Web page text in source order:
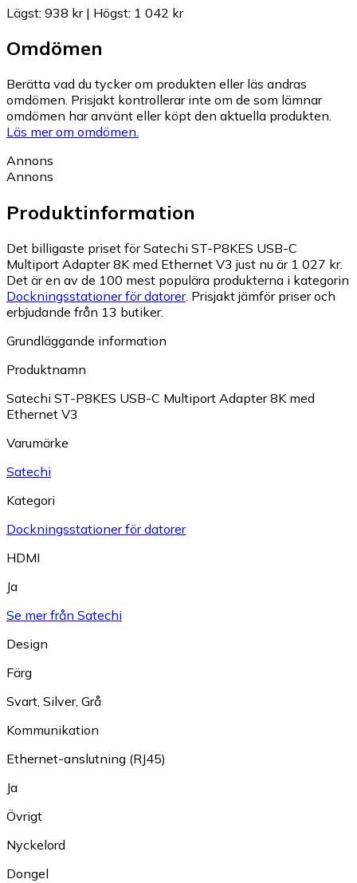
Lägst: 938 kr| Högst: 1 042 kr
Omdömen
Berätta vad du tycker om produkten eller läs andras
omdömen. Prisjakt kontrollerar inte om de som lämnar
omdömen har använt eller köpt den aktuella produkten.
Läs mer om omdömen.
Annons
Annons
Produktinformation
Det billigaste priset för Satechi ST-P8KES USB-C
Multiport Adapter 8K med Ethernet V3 just nu är 1 027 kr.
Det är en av de 100 mest populära produkterna i kategorin
Dockningsstationer för datorer. Prisjakt jämför priser och
erbjudande från 13 butiker.
Grundläggande information
Produktnamn
Satechi ST-P8KES USB-C Multiport Adapter 8K med
Ethernet V3
Varumärke
Satechi
Kategori
Dockningsstationer för datorer
HDMI
Ja
Se mer från Satechi
Design
Färg
Svart, Silver, Grå
Kommunikation
Ethernet-anslutning (RJ45)
Ja
Övrigt
Nyckelord
Dongel